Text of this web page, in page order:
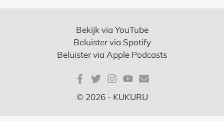
Bekijk via YouTube
Beluister via Spotify
Beluister via Apple Podcasts
© 2026 - KUKURU